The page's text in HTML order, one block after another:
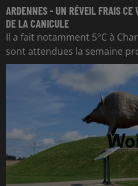
ARDENNES - UN RÉVEIL FRAIS CE
DE LA CANICULE
Il a fait notamment 5°C à
sont attendues la semaine